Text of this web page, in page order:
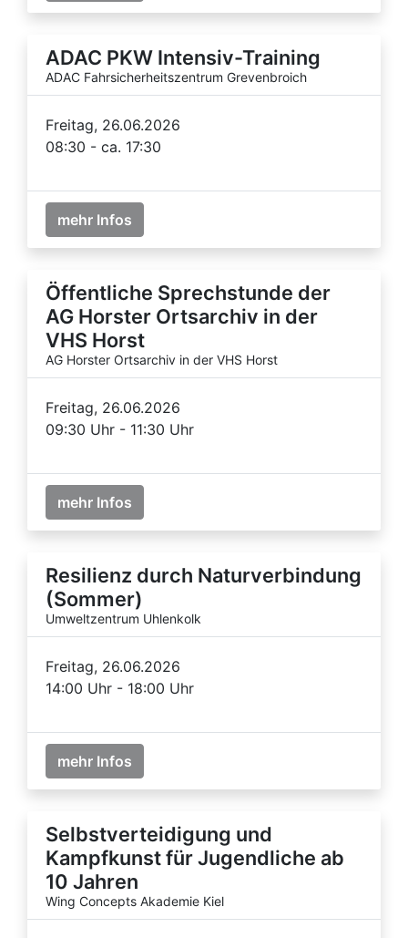
ADAC PKW Intensiv-Training
ADAC Fahrsicherheitszentrum Grevenbroich
Freitag, 26.06.2026
08:30 - ca. 17:30
mehr Infos
Öffentliche Sprechstunde der
AG Horster Ortsarchiv in der
VHS Horst
AG Horster Ortsarchiv in der VHS Horst
Freitag, 26.06.2026
09:30 Uhr - 11:30 Uhr
mehr Infos
Resilienz durch Naturverbindung
(Sommer)
Umweltzentrum Uhlenkolk
Freitag, 26.06.2026
14:00 Uhr - 18:00 Uhr
mehr Infos
Selbstverteidigung und
Kampfkunst für Jugendliche ab
10 Jahren
Wing Concepts Akademie Kiel